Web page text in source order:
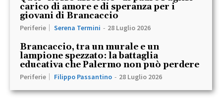
carico di amore e di speranza per i
giovani di Brancaccio
Periferie Serena Termini - 28 Luglio 2026
Brancaccio, tra un murale e un
lampione spezzato: la battaglia
educativa che Palermo non può perdere
Periferie Filippo Passantino - 28 Luglio 2026